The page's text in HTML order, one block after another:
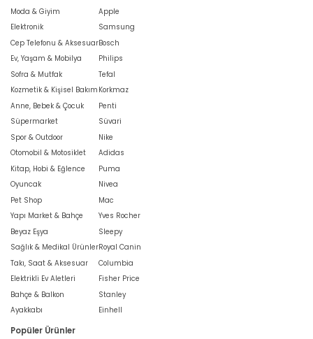
Moda & Giyim
Elektronik
Cep Telefonu & Aksesuar
Ev, Yaşam & Mobilya
Sofra & Mutfak
Kozmetik & Kişisel Bakım
Anne, Bebek & Çocuk
Süpermarket
Spor & Outdoor
Otomobil & Motosiklet
Kitap, Hobi & Eğlence
Oyuncak
Pet Shop
Yapı Market & Bahçe
Beyaz Eşya
Sağlık & Medikal Ürünler
Takı, Saat & Aksesuar
Elektrikli Ev Aletleri
Bahçe & Balkon
Ayakkabı
Apple
Samsung
Bosch
Philips
Tefal
Korkmaz
Penti
Süvari
Nike
Adidas
Puma
Nivea
Mac
Yves Rocher
Sleepy
Royal Canin
Columbia
Fisher Price
Stanley
Einhell
Popüler Ürünler